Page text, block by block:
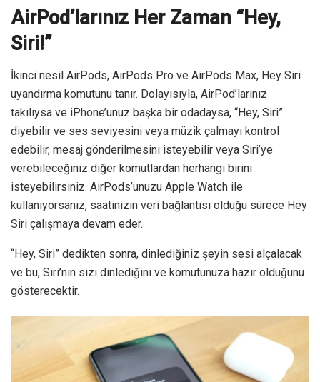
AirPod’larınız Her Zaman “Hey,
Siri!”
İkinci nesil AirPods, AirPods Pro ve AirPods Max, Hey Siri
uyandırma komutunu tanır. Dolayısıyla, AirPod’larınız
takılıysa ve iPhone’unuz başka bir odadaysa, “Hey, Siri”
diyebilir ve ses seviyesini veya müzik çalmayı kontrol
edebilir, mesaj gönderilmesini isteyebilir veya Siri’ye
verebileceğiniz diğer komutlardan herhangi birini
isteyebilirsiniz. AirPods’unuzu Apple Watch ile
kullanıyorsanız, saatinizin veri bağlantısı olduğu sürece Hey
Siri çalışmaya devam eder.
“Hey, Siri” dedikten sonra, dinlediğiniz şeyin sesi alçalacak
ve bu, Siri’nin sizi dinlediğini ve komutunuza hazır olduğunu
gösterecektir.